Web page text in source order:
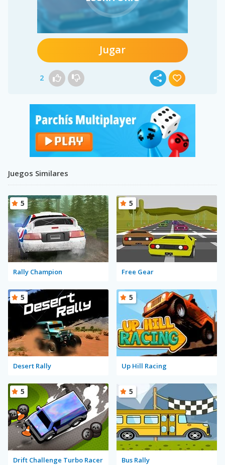
Jugar
2
Juegos Similares
Rally Champion
5
Free Gear
5
Desert Rally
5
Up Hill Racing
5
Drift Challenge Turbo Racer
5
Bus Rally
5